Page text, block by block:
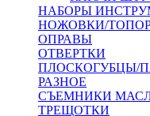
НАБОРЫ
НОЖОВКИ/
ОПРАВЫ
ОТВЕРТКИ
ПЛОСКОГУБЦЫ/
РАЗНОЕ
СЪЕМНИКИ
ТРЕЩОТКИ